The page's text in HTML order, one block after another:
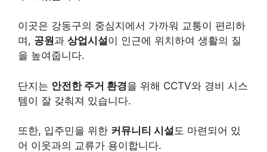
이곳은 강동구의 중심지에서 가까워 교통이 편리하
며, 공원과 상업시설이 인근에 위치하여 생활의 질
을 높여줍니다.
단지는 안전한 주거 환경을 위해 CCTV와 경비 시스
템이 잘 갖춰져 있습니다.
또한, 입주민을 위한 커뮤니티 시설도 마련되어 있
어 이웃과의 교류가 용이합니다.